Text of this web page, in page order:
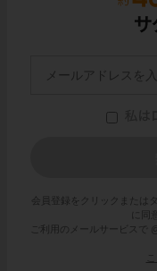
会員登録をクリックまたは
に同
ご利用のメールサービスで